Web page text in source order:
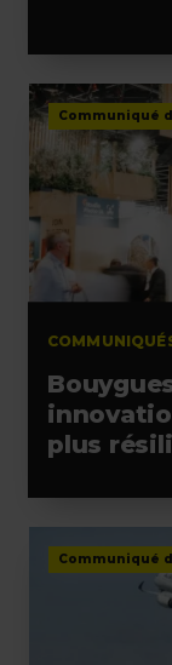
Communiqué
plus
Communiqué